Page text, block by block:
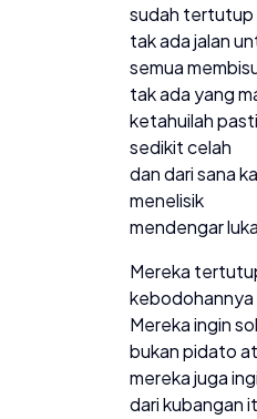
sudah tertutup
tak ada jalan
semua
tak ada yang
ketahuilah
sedikit celah
dan dari sana
menelisik
mendengar luka
Mereka
kebodohannya
Mereka ingin
bukan pidato
mereka juga
dari kubangan